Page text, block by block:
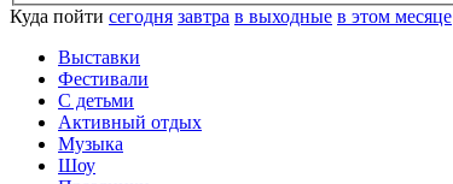
Куда пойти сегодня завтра в выходные в этом месяце
Выставки
Фестивали
С детьми
Активный отдых
Музыка
Шоу